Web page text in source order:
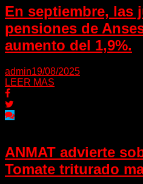
En septiembre, las
pensiones de
aumento del 1,9%.
admin19/08/2025
LEER MAS
ANMAT advierte
Tomate triturado